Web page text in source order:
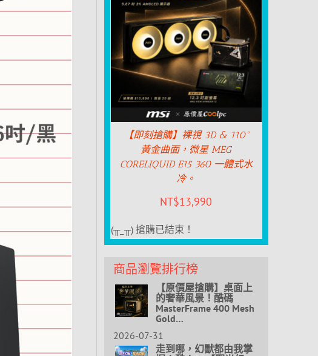
【即刻搶購】裸視 3D & 110°
黃金曲面，微星 MEG
CORELIQUID E15 360 一體式水
冷。
NT$13,990
(╥_╥) 搶購已結束！
商品瀏覽排行榜
【原價屋搶購】桌面上
的奢華風景！酷碼
MasterFrame 400 Mesh
Gold…
2026-07-31
走到哪，幻獸都由我掌